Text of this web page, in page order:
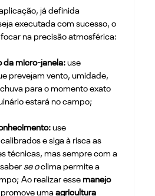
já definida
executada com sucesso, o
na precisão atmosférica:
da micro-janela: use
prevejam vento, umidade,
para o momento exato
estará no campo;
use
e siga à risca as
técnicas, mas sempre com a
se o clima permite a
Ao realizar esse manejo
uma agricultura